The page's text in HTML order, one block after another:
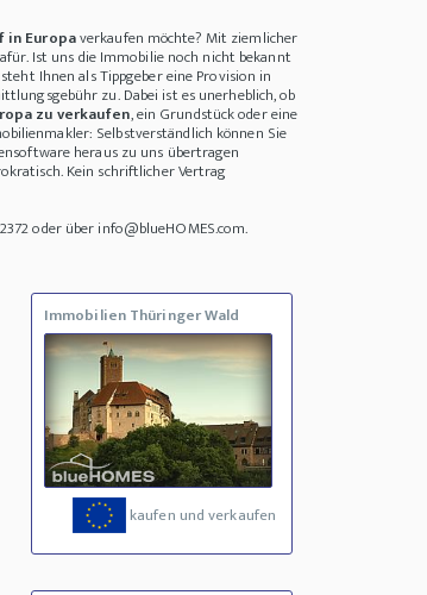
in Europaverkaufen möchte? Mit ziemlicher
Ist uns die Immobilie noch nicht bekannt
Ihnen als Tippgeber eine Provision in
zu. Dabei ist es unerheblich, ob
zu verkaufen, ein Grundstück oder eine
Selbstverständlich können Sie
heraus zu uns übertragen
Kein schriftlicher Vertrag
oder über info@blueHOMES.com.
Immobilien Thüringer Wald
kaufen und verkaufen